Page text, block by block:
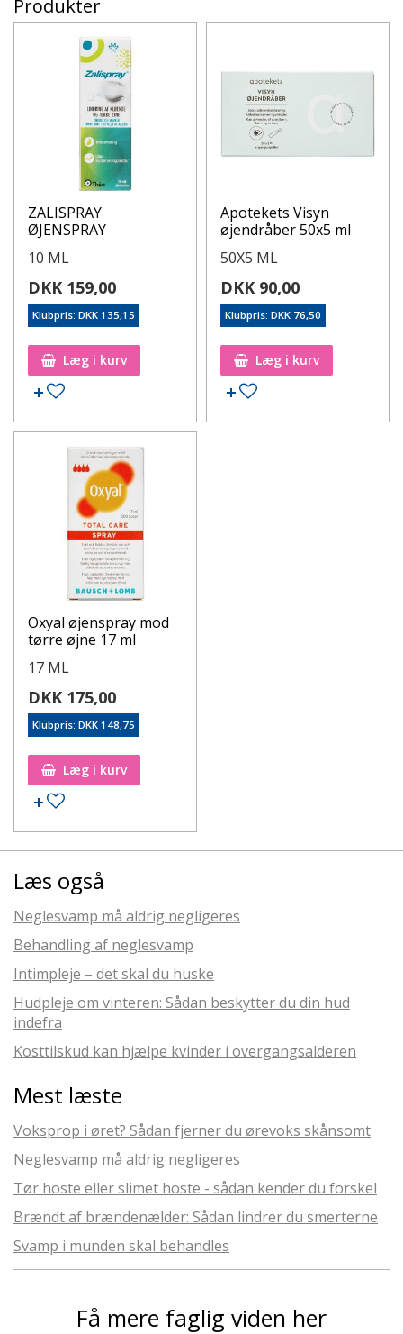
Produkter
ZALISPRAY
ØJENSPRAY
10 ML
DKK 159,00
Klubpris: DKK 135,15
Læg i kurv
Apotekets Visyn
øjendråber 50x5 ml
50X5 ML
DKK 90,00
Klubpris: DKK 76,50
Læg i kurv
Oxyal øjenspray mod
tørre øjne 17 ml
17 ML
DKK 175,00
Klubpris: DKK 148,75
Læg i kurv
Læs også
Neglesvamp må aldrig negligeres
Behandling af neglesvamp
Intimpleje – det skal du huske
Hudpleje om vinteren: Sådan beskytter du din hud
indefra
Kosttilskud kan hjælpe kvinder i overgangsalderen
Mest læste
Voksprop i øret? Sådan fjerner du ørevoks skånsomt
Neglesvamp må aldrig negligeres
Tør hoste eller slimet hoste - sådan kender du forskel
Brændt af brændenælder: Sådan lindrer du smerterne
Svamp i munden skal behandles
Få mere faglig viden her